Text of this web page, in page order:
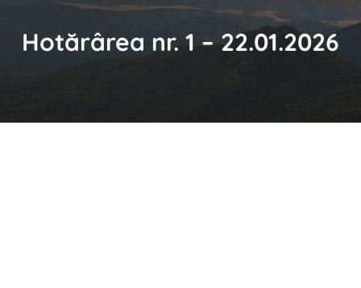
Hotărârea nr. 1 – 22.01.2026